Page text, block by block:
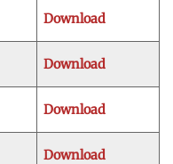
Download
Download
Download
Download